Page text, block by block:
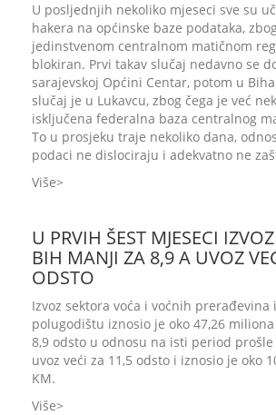
U posljednjih nekoliko mjeseci sve su
hakera na općinske baze podataka,
jedinstvenom centralnom matičnom
blokiran. Prvi takav slučaj nedavno se
sarajevskoj Općini Centar, potom u
slučaj je u Lukavcu, zbog čega je već
isključena federalna baza centralnog
To u prosjeku traje nekoliko dana,
podaci ne dislociraju i adekvatno ne
Više
U PRVIH ŠEST MJESECI
BIH MANJI ZA 8,9 A UVOZ
ODSTO
Izvoz sektora voća i voćnih prerađevina
polugodištu iznosio je oko 47,26
8,9 odsto u odnosu na isti period prošle
uvoz veći za 11,5 odsto i iznosio je oko
KM.
Više